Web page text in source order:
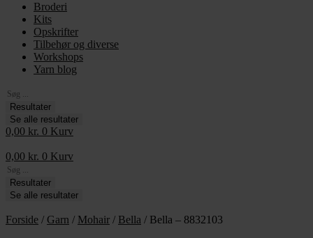
Broderi
Kits
Opskrifter
Tilbehør og diverse
Workshops
Yarn blog
Search
...Resultater
Se alle resultater
0,00 kr. 0 Kurv
0,00 kr. 0 Kurv
Search
...Resultater
Se alle resultater
Forside / Garn / Mohair / Bella / Bella – 8832103